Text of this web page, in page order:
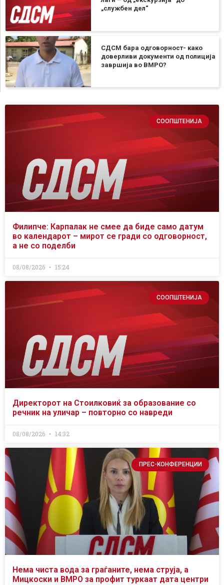
„службен дел“
СДСМ бара одговорност- како
доверливи документи од полиција
завршија во ВМРО?
СООПШТЕНИЈА
Филипче: Карпалак не смее да биде само датум
во календарот – мирот се гради со одговорност,
а не со поделби
08/08/2026 15:24
СООПШТЕНИЈА
Директорот на Стоилковиќ за образование со
речник на уличар – повторно со навреди
08/08/2026 14:32
ПРЕС-КОНФЕРЕНЦИИ
Нема чиста вода за граѓаните, нема струја, а
Мицкоски и ВМРО за профит туркаат дата центри